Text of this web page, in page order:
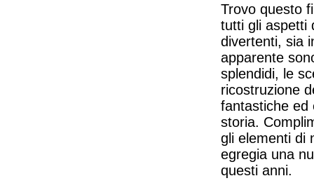
Trovo questo
tutti gli aspetti
divertenti, sia
apparente
splendidi, le
ricostruzione
fantastiche ed
storia.
gli elementi di
egregia una
questi anni.